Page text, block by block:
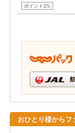
ポイント2%
おひとり様からフ